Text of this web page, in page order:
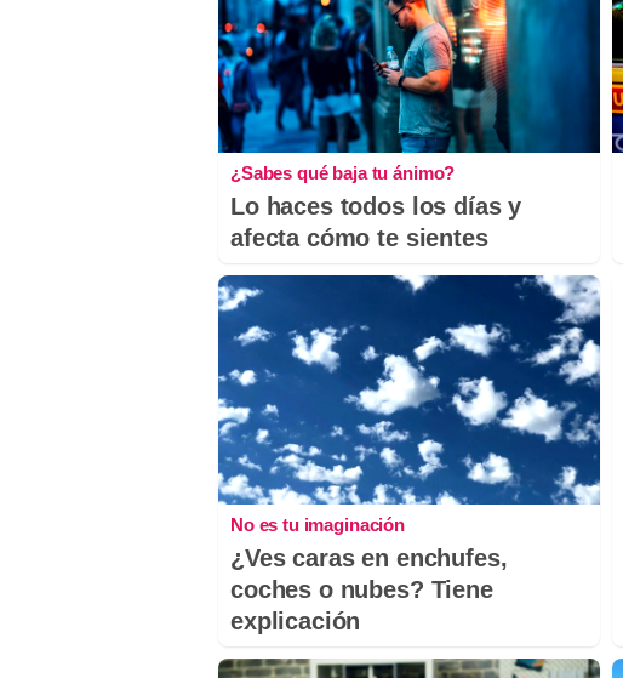
¿Sabes qué baja tu ánimo?
Lo haces todos los días y
afecta cómo te sientes
No es tu imaginación
¿Ves caras en enchufes,
coches o nubes? Tiene
explicación